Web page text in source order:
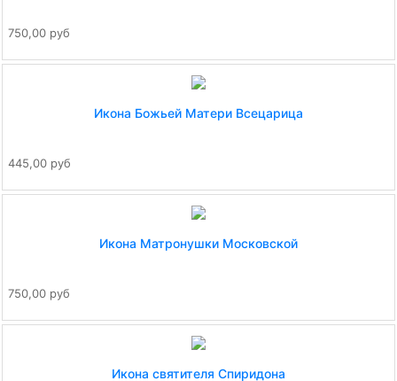
750,00 руб
Икона Божьей Матери Всецарица
445,00 руб
Икона Матронушки Московской
750,00 руб
Икона святителя Спиридона